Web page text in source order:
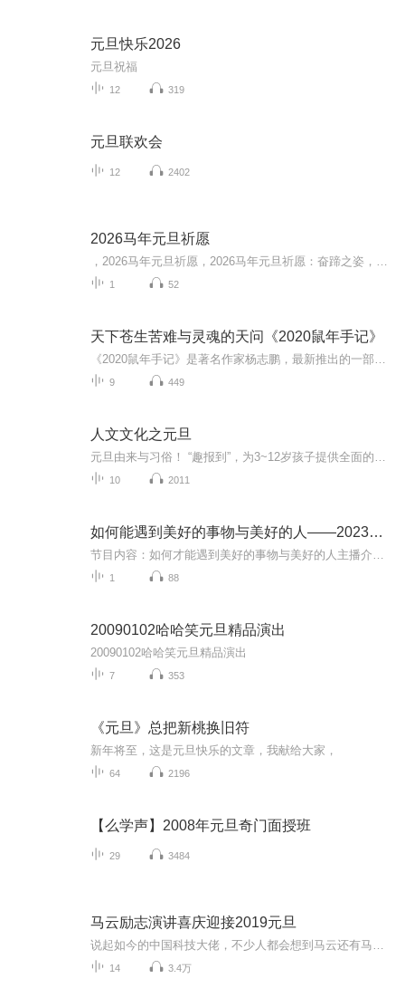
元旦快乐2026
元旦祝福
12 319
元旦联欢会
12 2402
2026马年元旦祈愿
1 52
天下苍生苦难与灵魂的天问《2020鼠年手记》
9 449
人文文化之元旦
10 2011
如何能遇到美好的事物与美好的人——2023新年祝词
1 88
20090102哈哈笑元旦精品演出
20090102哈哈笑元旦精品演出
7 353
《元旦》总把新桃换旧符
新年将至，这是元旦快乐的文章，我献给大家，
64 2196
【么学声】2008年元旦奇门面授班
29 3484
马云励志演讲喜庆迎接2019元旦
14 3.4万